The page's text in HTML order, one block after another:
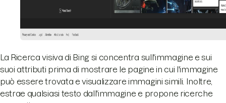
La Ricerca visiva di Bing si concentra sull'immagine e sui
suoi attributi prima di mostrare le pagine in cui l'immagine
può essere trovata e visualizzare immagini simili. Inoltre,
estrae qualsiasi testo dall'immagine e propone ricerche